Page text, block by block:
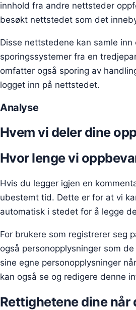
innhold fra andre nettsteder
besøkt nettstedet som det
Disse nettstedene kan samle
sporingssystemer fra en
omfatter også sporing av
logget inn på nettstedet.
Analyse
Hvem vi deler dine
Hvor lenge vi
Hvis du legger igjen en
ubestemt tid. Dette er for at vi
automatisk i stedet for å legge
For brukere som registrerer seg
også personopplysninger som
sine egne personopplysninger
kan også se og redigere denne
Rettighetene dine når